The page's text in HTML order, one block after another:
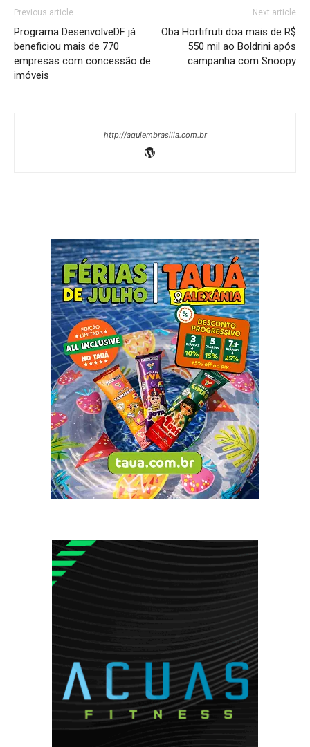
Previous article
Programa DesenvolveDF já
beneficiou mais de 770
empresas com concessão de
imóveis
Next article
Oba Hortifruti doa mais de R$
550 mil ao Boldrini após
campanha com Snoopy
http://aquiembrasilia.com.br